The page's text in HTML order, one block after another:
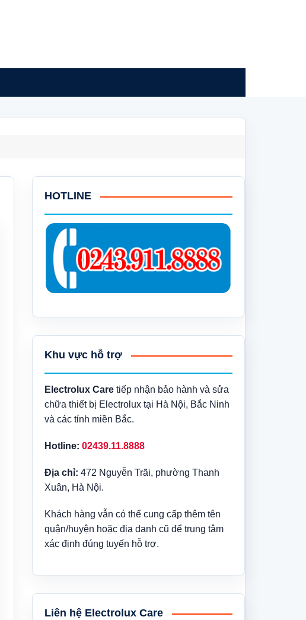
HOTLINE
Khu vực hỗ trợ
Electrolux Caretiếp nhận bảo hành và sửa
chữa thiết bị Electrolux tại Hà Nội, Bắc Ninh
và các tỉnh miền Bắc.
Hotline: 02439.11.8888
Địa chỉ: 472 Nguyễn Trãi, phường Thanh
Xuân, Hà Nội.
Khách hàng vẫn có thể cung cấp thêm tên
quận/huyện hoặc địa danh cũ để trung tâm
xác định đúng tuyến hỗ trợ.
Liên hệ Electrolux Care